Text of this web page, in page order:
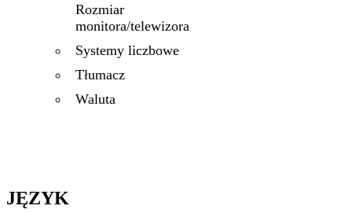
Rozmiar
monitora/telewizora
Systemy liczbowe
Tłumacz
Waluta
JĘZYK